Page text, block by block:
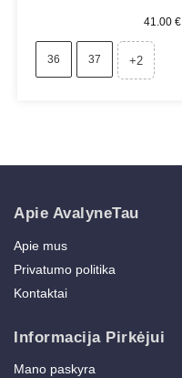
41.00€
36 37 +2
Apie AvalyneTau
Apie mus
Privatumo politika
Kontaktai
Informacija Pirkėjui
Mano paskyra